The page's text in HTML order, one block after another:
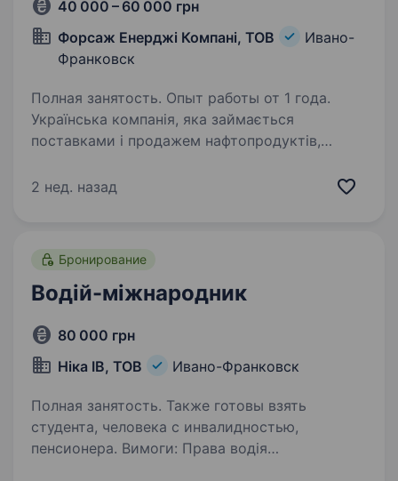
40 000 – 60 000 грн
Форсаж Енерджі Компані, ТОВ
Ивано-
Франковск
Полная занятость. Опыт работы от 1 года.
Українська компанія, яка займається
поставками і продажем нафтопродуктів,
на вантажний автомобіль-паливовоз,
2 нед. назад
Бронирование
Водій-міжнародник
80 000 грн
Ніка ІВ, ТОВ
Ивано-Франковск
Полная занятость. Также готовы взять
студента, человека с инвалидностью,
пенсионера. Вимоги: Права водія